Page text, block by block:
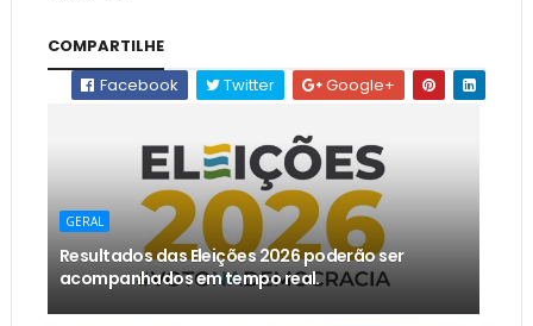
COMPARTILHE
Facebook
Twitter Google+
GERAL
Resultados das Eleições 2026 poderão ser
acompanhados em tempo real.